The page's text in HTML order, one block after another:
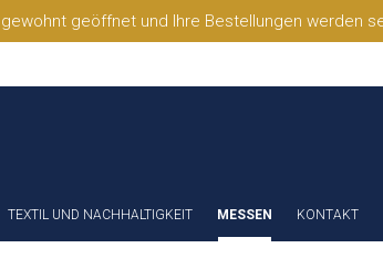
geöffnet und Ihre Bestellungen werden
TEXTIL UND NACHHALTIGKEIT MESSEN KONTAKT